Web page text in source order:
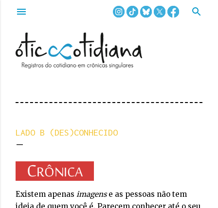
Pular para o conteúdo principal
LADO B (DES)CONHECIDO
Existem apenas imagense as pessoas não tem